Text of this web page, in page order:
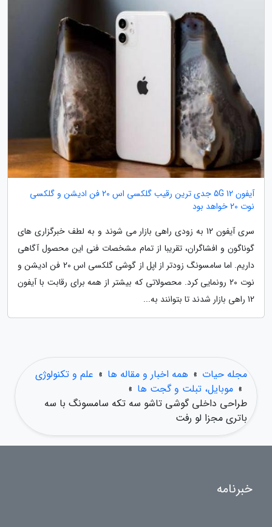
آیفون 12 5G جدی ترین رقیب گلکسی اس 20 فن ادیشن و گلکسی
نوت 20 خواهد بود
سری آیفون 12 به زودی راهی بازار می شوند و به لطف خبرگزاری های
گوناگون و افشاگران، تقریبا از تمام مشخصات فنی این محصول آگاهی
داریم. اما سامسونگ زودتر از اپل از گوشی گلکسی اس 20 فن ادیشن و
نوت 20 رونمایی کرد. محصولاتی که بیشتر از همه برای رقابت با آیفون
12 راهی بازار شدند تا بتوانند به...
مجله حیات » همه اخبار و مقاله ها » علم و تکنولوژی
» موبایل، تبلت و گجت ها »
طراحی داخلی گوشی تاشو سه تکه سامسونگ با سه
باتری مجزا لو رفت
خبرنامه